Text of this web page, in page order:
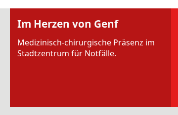
Im Herzen von Genf
Medizinisch-chirurgische Präsenz im
Stadtzentrum für Notfälle.